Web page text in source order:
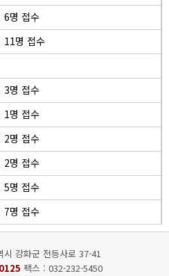
6명 접수
11명 접수
3명 접수
1명 접수
2명 접수
2명 접수
5명 접수
7명 접수
시 강화군 전등사로 37-41
팩스 : 032-232-5450